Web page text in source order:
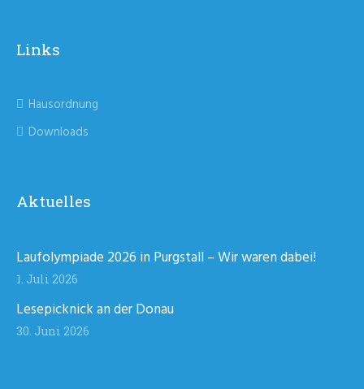
Links
Hausordnung
Downloads
Aktuelles
Laufolympiade 2026 in Purgstall – Wir waren dabei!
1. Juli 2026
Lesepicknick an der Donau
30. Juni 2026